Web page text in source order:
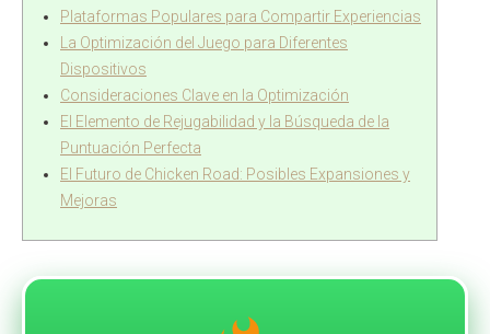
Plataformas Populares para Compartir Experiencias
La Optimización del Juego para Diferentes
Dispositivos
Consideraciones Clave en la Optimización
El Elemento de Rejugabilidad y la Búsqueda de la
Puntuación Perfecta
El Futuro de Chicken Road: Posibles Expansiones y
Mejoras